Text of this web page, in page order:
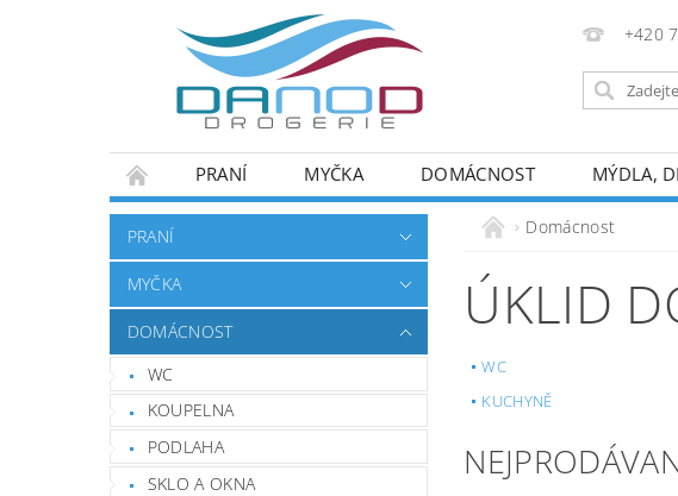
+420
PRANÍ MYČKA DOMÁCNOST MÝDLA,
PRANÍ
MYČKA
DOMÁCNOST
WC
KOUPELNA
PODLAHA
SKLO A OKNA
Domácnost
ÚKLID
WC
KUCHYNĚ